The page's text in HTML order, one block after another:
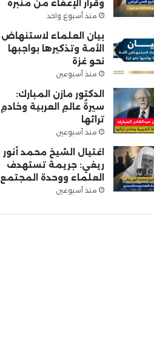
وقرار الإعفاء من منبره
منذ أسبوع واحد
بيان العلماء لاستنهاض
الأمة وتذكيرها بواجبها
نحو غزة
منذ أسبوعين
الدكتور مازن المبارك:
سيرةُ عالمِ العربية وخادمِ
تراثها
منذ أسبوعين
اغتيال الشيخ محمد أنور
ريغي: جريمة تستهدف
العلماء ووحدة المجتمع
منذ أسبوعين